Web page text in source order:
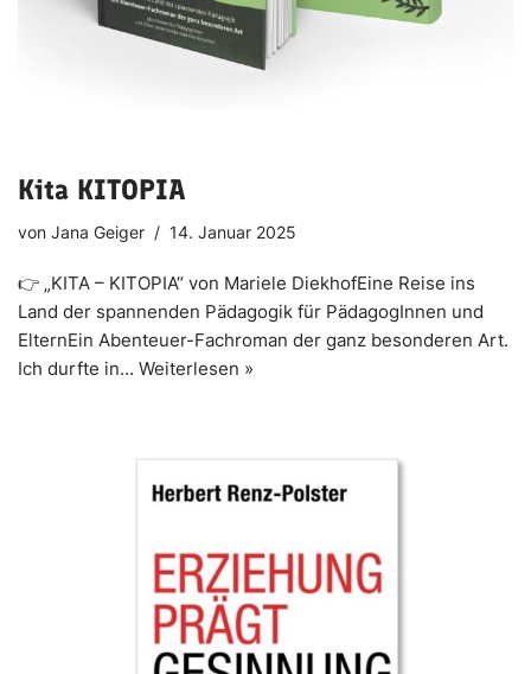
Kita KITOPIA
von Jana Geiger 14. Januar 2025
👉 „KITA – KITOPIA“ von Mariele DiekhofEine Reise ins
Land der spannenden Pädagogik für PädagogInnen und
ElternEin Abenteuer-Fachroman der ganz besonderen Art.
Ich durfte in… Weiterlesen »